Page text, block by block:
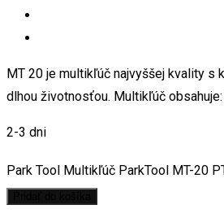
MT 20 je multikľúč najvyššej kvality s
dlhou životnosťou. Multikľúč
2-3 dni
Park Tool Multikľúč ParkTool MT-20